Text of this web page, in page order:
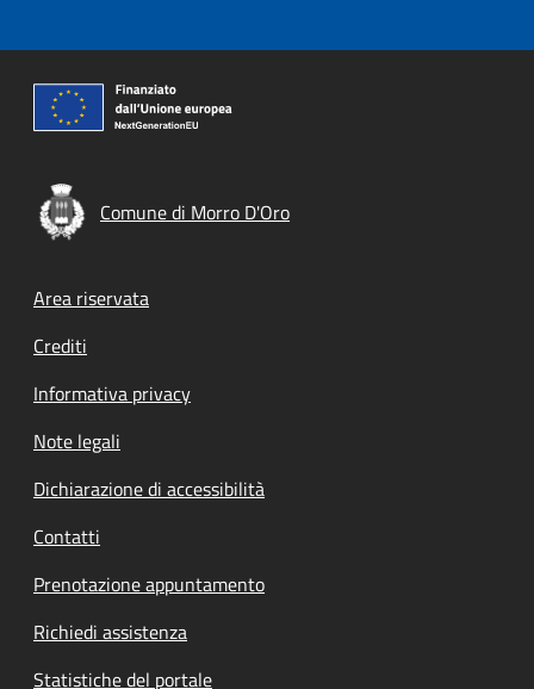
Comune di Morro D'Oro
Footer menu
Area riservata
Crediti
Informativa privacy
Note legali
Dichiarazione di accessibilità
Contatti
Prenotazione appuntamento
Richiedi assistenza
Statistiche del portale